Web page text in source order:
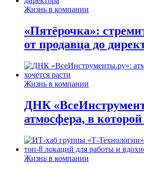
Жизнь в компании
«Пятёрочка»:
от продавца до
Жизнь в компании
ДНК
атмосфера, в которой
Жизнь в компании